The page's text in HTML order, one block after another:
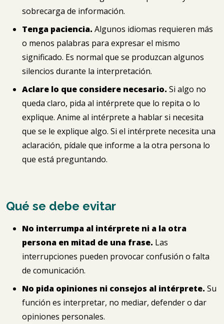
sobrecarga de información.
Tenga paciencia. Algunos idiomas requieren más
o menos palabras para expresar el mismo
significado. Es normal que se produzcan algunos
silencios durante la interpretación.
Aclare lo que considere necesario. Si algo no
queda claro, pida al intérprete que lo repita o lo
explique. Anime al intérprete a hablar si necesita
que se le explique algo. Si el intérprete necesita una
aclaración, pídale que informe a la otra persona lo
que está preguntando.
Qué se debe evitar
No interrumpa al intérprete ni a la otra
persona en mitad de una frase. Las
interrupciones pueden provocar confusión o falta
de comunicación.
No pida opiniones ni consejos al intérprete. Su
función es interpretar, no mediar, defender o dar
opiniones personales.